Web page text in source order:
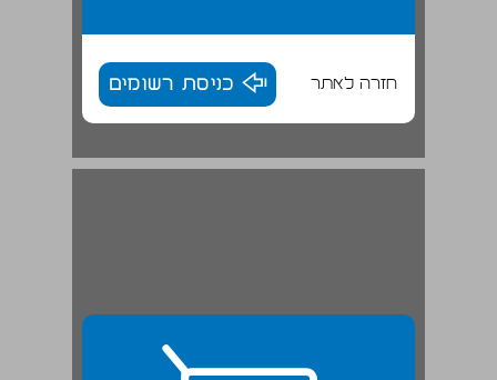
חזרה לאתר כניסת רשומים
יוליאנוס ה"כופר" והריסות בית המקדש ... 26